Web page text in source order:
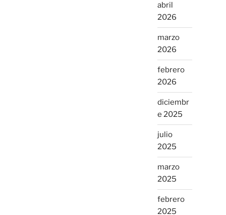
abril
2026
marzo
2026
febrero
2026
diciembr
e 2025
julio
2025
marzo
2025
febrero
2025